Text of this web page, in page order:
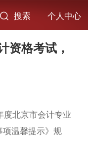
搜索 个人中心
资格考试，
度北京市会计专业
项温馨提示》规